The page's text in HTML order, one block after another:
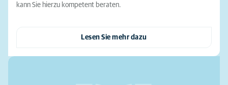
kann Sie hierzu kompetent beraten.
Lesen Sie mehr dazu